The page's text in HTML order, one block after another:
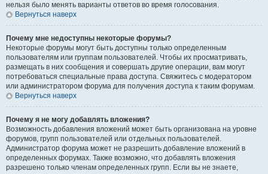
нельзя было менять варианты ответов во время голосования.
Вернуться наверх
Почему мне недоступны некоторые форумы?
Некоторые форумы могут быть доступны только определенным
пользователям или группам пользователей. Чтобы их просматривать,
размещать в них сообщения и совершать другие операции, вам могут
потребоваться специальные права доступа. Свяжитесь с модератором
или администратором форума для получения доступа к таким форумам.
Вернуться наверх
Почему я не могу добавлять вложения?
Возможность добавления вложений может быть организована на уровне
форумов, групп пользователей или отдельных пользователей.
Администратор форума может не разрешить добавление вложений в
определенных форумах. Также возможно, что добавлять вложения
разрешено только членам определенных групп. Если вы не знаете,